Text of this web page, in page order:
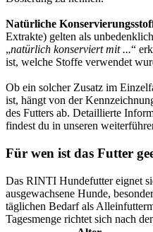
Natürliche
Extrakte) gelten als
„natürlich konserviert mit ...“
ist, welche Stoffe verwendet
Ob ein solcher Zusatz im
ist, hängt von der
des Futters ab. Detaillierte
findest du in unseren
Für wen ist das Futter
Das RINTI Hundefutter eignet
ausgewachsene Hunde,
täglichen Bedarf als
Tagesmenge richtet sich nach